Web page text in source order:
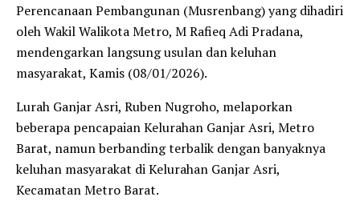
Perencanaan Pembangunan (Musrenbang) yang dihadiri
oleh Wakil Walikota Metro, M Rafieq Adi Pradana,
mendengarkan langsung usulan dan keluhan
masyarakat, Kamis (08/01/2026).
Lurah Ganjar Asri, Ruben Nugroho, melaporkan
beberapa pencapaian Kelurahan Ganjar Asri, Metro
Barat, namun berbanding terbalik dengan banyaknya
keluhan masyarakat di Kelurahan Ganjar Asri,
Kecamatan Metro Barat.